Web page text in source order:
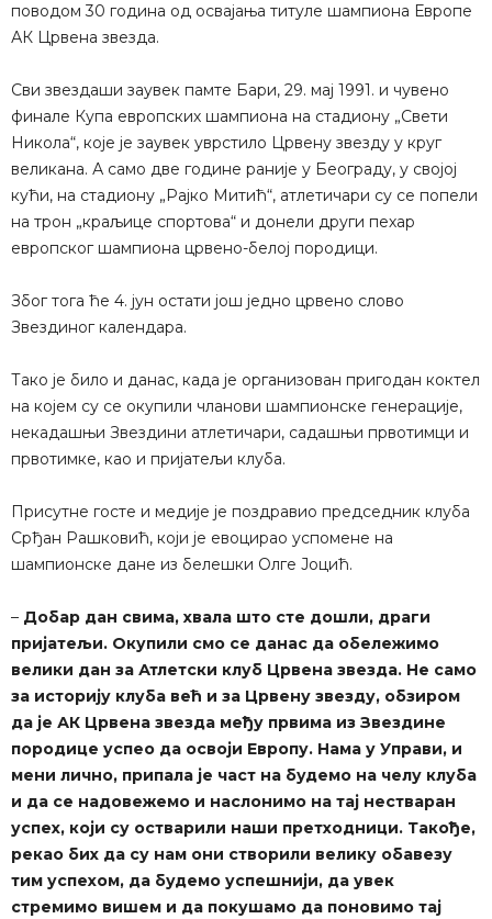
поводом 30 година од освајања титуле шампиона Европе
АК Црвена звезда.
Сви звездаши заувек памте Бари, 29. мај 1991. и чувено
финале Купа европских шампиона на стадиону „Свети
Никола“, које је заувек уврстило Црвену звезду у круг
великана. А само две године раније у Београду, у својој
кући, на стадиону „Рајко Митић“, атлетичари су се попели
на трон „краљице спортова“ и донели други пехар
европског шампиона црвено-белој породици.
Због тога ће 4. јун остати још једно црвено слово
Звездиног календара.
Тако је било и данас, када је организован пригодан коктел
на којем су се окупили чланови шампионске генерације,
некадашњи Звездини атлетичари, садашњи првотимци и
првотимке, као и пријатељи клуба.
Присутне госте и медије је поздравио председник клуба
Срђан Рашковић, који је евоцирао успомене на
шампионске дане из белешки Олге Јоцић.
– Добар дан свима, хвала што сте дошли, драги
пријатељи. Окупили смо се данас да обележимо
велики дан за Атлетски клуб Црвена звезда. Не само
за историју клуба већ и за Црвену звезду, обзиром
да је АК Црвена звезда међу првима из Звездине
породице успео да освоји Европу. Нама у Управи, и
мени лично, припала је част на будемо на челу клуба
и да се надовежемо и наслонимо на тај нестваран
успех, који су остварили наши претходници. Такође,
рекао бих да су нам они створили велику обавезу
тим успехом, да будемо успешнији, да увек
стремимо вишем и да покушамо да поновимо тај